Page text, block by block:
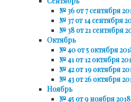
№ 36 от 7 сентября
№ 37 от 14 сентября
№ 38 от 21 сентября
Октябрь
№ 40 от 5 октября
№ 41 от 12 октября
№ 42 от 19 октября
№ 43 от 26 октября
Ноябрь
№ 45 от 9 ноября 2018